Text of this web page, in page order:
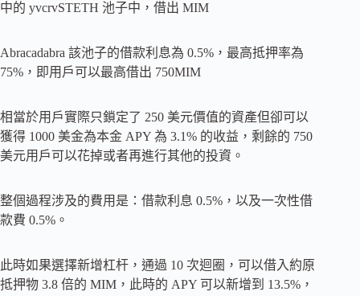
中的 yvcrvSTETH 池子中，借出 MIM
Abracadabra 該池子的借款利息為 0.5%，最高抵押率為
75%，即用戶可以最高借出 750MIM
相當於用戶實際只鎖定了 250 美元價值的資產但卻可以
獲得 1000 美金為本金 APY 為 3.1% 的收益，剩餘的 750
美元用戶可以花掉或者再進行其他的投資。
整個過程涉及的費用是：借款利息 0.5%，以及一次性借
款費 0.5%。
此時如果選擇新增杠杆，通過 10 次迴圈，可以借入約原
抵押物 3.8 倍的 MIM，此時的 APY 可以新增到 13.5%，